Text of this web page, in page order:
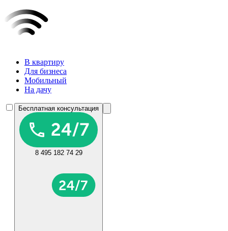
В квартиру
Для бизнеса
Мобильный
На дачу
Бесплатная консультация
8 495 182 74 29